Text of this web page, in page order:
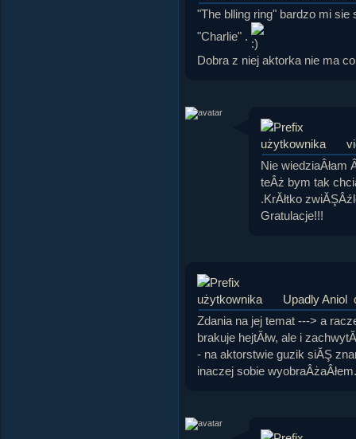
"The blling ring" bardzo mi sie
"Charlie" .
Dobra z niej aktorka nie ma
Nie wiedziaÂłam
teÂż bym tak
.KrĂłtko
Gratulacje!!!
Upadly Aniol
Zdania na jej temat ---> a
brakuje hejtĂłw, ale i
- na aktorstwie guzik siĂŞ
inaczej sobie